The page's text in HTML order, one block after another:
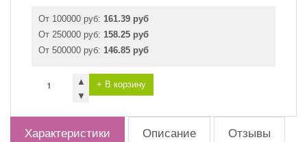
От 100000 руб: 161.39 руб
От 250000 руб: 158.25 руб
От 500000 руб: 146.85 руб
▲
▼
+ В корзину
Характеристики Описание Отзывы